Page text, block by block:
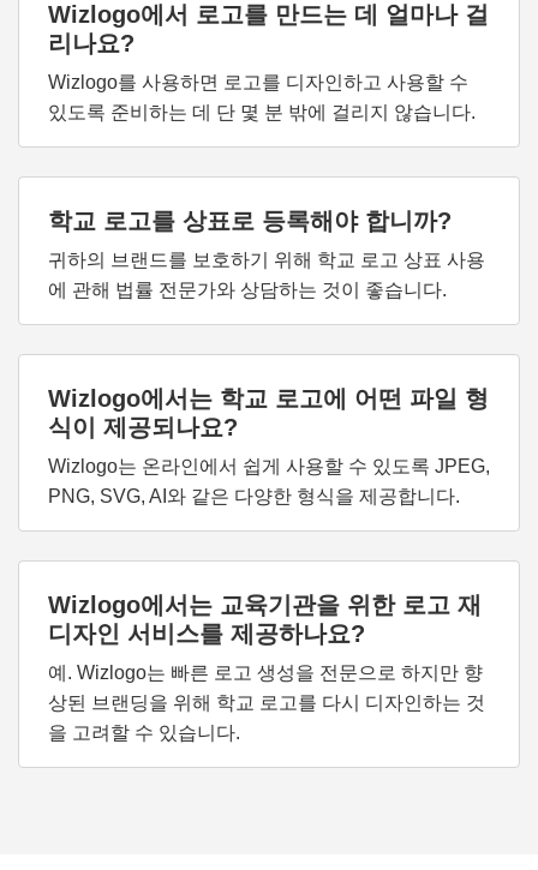
Wizlogo에서 로고를 만드는 데 얼마나 걸
리나요?
Wizlogo를 사용하면 로고를 디자인하고 사용할 수
있도록 준비하는 데 단 몇 분 밖에 걸리지 않습니다.
학교 로고를 상표로 등록해야 합니까?
귀하의 브랜드를 보호하기 위해 학교 로고 상표 사용
에 관해 법률 전문가와 상담하는 것이 좋습니다.
Wizlogo에서는 학교 로고에 어떤 파일 형
식이 제공되나요?
Wizlogo는 온라인에서 쉽게 사용할 수 있도록 JPEG,
PNG, SVG, AI와 같은 다양한 형식을 제공합니다.
Wizlogo에서는 교육기관을 위한 로고 재
디자인 서비스를 제공하나요?
예. Wizlogo는 빠른 로고 생성을 전문으로 하지만 향
상된 브랜딩을 위해 학교 로고를 다시 디자인하는 것
을 고려할 수 있습니다.